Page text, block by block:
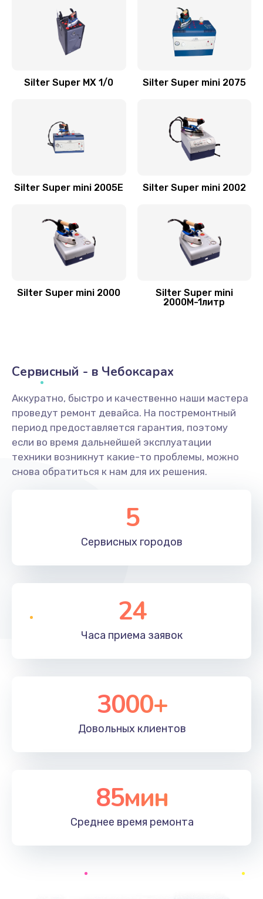
Silter Super MX 1/0 Silter Super mini 2075
Silter Super mini 2005Е Silter Super mini 2002
Silter Super mini 2000
Silter Super mini
2000M-1литр
Сервисный - в Чебоксарах
Аккуратно, быстро и качественно наши мастера
проведут ремонт девайса. На постремонтный
период предоставляется гарантия, поэтому
если во время дальнейшей эксплуатации
техники возникнут какие-то проблемы, можно
снова обратиться к нам для их решения.
5
Сервисных городов
24
Часа приема заявок
3000+
Довольных клиентов
85мин
Среднее время ремонта